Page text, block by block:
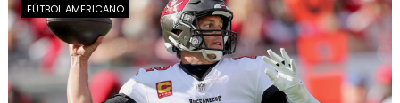
FÚTBOL AMERICANO